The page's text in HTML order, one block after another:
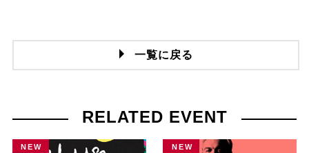
一覧に戻る
RELATED EVENT
NEW NEW